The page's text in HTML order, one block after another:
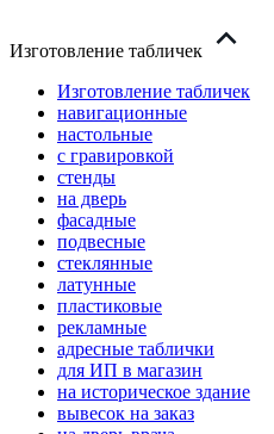
Изготовление табличек
Изготовление табличек
навигационные
настольные
с гравировкой
стенды
на дверь
фасадные
подвесные
стеклянные
латунные
пластиковые
рекламные
адресные таблички
для ИП в магазин
на историческое здание
вывесок на заказ